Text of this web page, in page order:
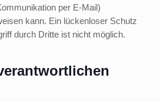
per E-Mail)
kann. Ein lückenloser Schutz
durch Dritte ist nicht möglich.